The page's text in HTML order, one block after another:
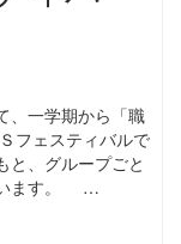
、一学期から「職
フェスティバルで
と、グループごと
います。 …